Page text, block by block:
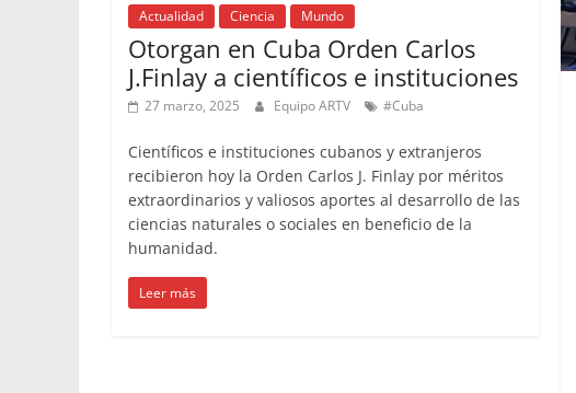
Actualidad Ciencia Mundo
Otorgan en Cuba Orden Carlos
J.Finlay a científicos e instituciones
27 marzo, 2025 Equipo ARTV #Cuba
Científicos e instituciones cubanos y extranjeros
recibieron hoy la Orden Carlos J. Finlay por méritos
extraordinarios y valiosos aportes al desarrollo de las
ciencias naturales o sociales en beneficio de la
humanidad.
Leer más